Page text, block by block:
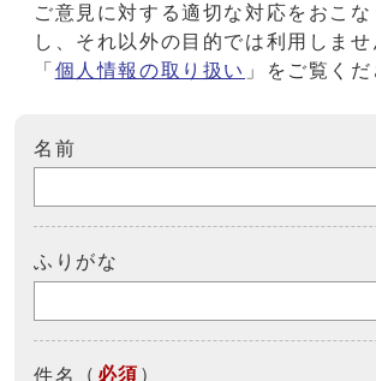
ご意見に対する適切な対応をおこな
し、それ以外の目的では利用しま
「 個人情報の取り扱い 」をご覧くだ
名前
ふりがな
件名 （ 必須 ）